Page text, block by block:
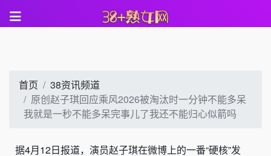
首页
38资讯频道
原创赵子琪回应乘风2026被淘汰时一分钟不能多呆
我就是一秒不能多呆完事儿了我还不能归心似箭吗
据4月12日报道，演员赵子琪在微博上的一番“硬核”发